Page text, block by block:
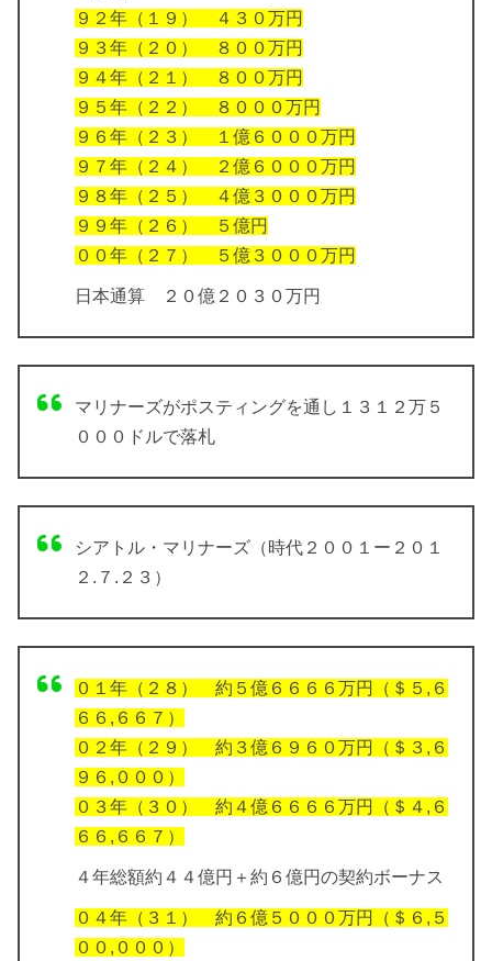
９２年（１９） ４３０万円
９３年（２０） ８００万円
９４年（２１） ８００万円
９５年（２２） ８０００万円
９６年（２３） １億６０００万円
９７年（２４） ２億６０００万円
９８年（２５） ４億３０００万円
９９年（２６） ５億円
００年（２７） ５億３０００万円
日本通算 ２０億２０３０万円
マリナーズがポスティングを通し１３１２万５
０００ドルで落札
シアトル・マリナーズ（時代２００１ー２０１
２.７.２３）
０１年（２８） 約５億６６６６万円（＄５,６
６６,６６７）
０２年（２９） 約３億６９６０万円（＄３,６
９６,０００）
０３年（３０） 約４億６６６６万円（＄４,６
６６,６６７）
４年総額約４４億円＋約６億円の契約ボーナス
０４年（３１） 約６億５０００万円（＄６,５
００,０００）